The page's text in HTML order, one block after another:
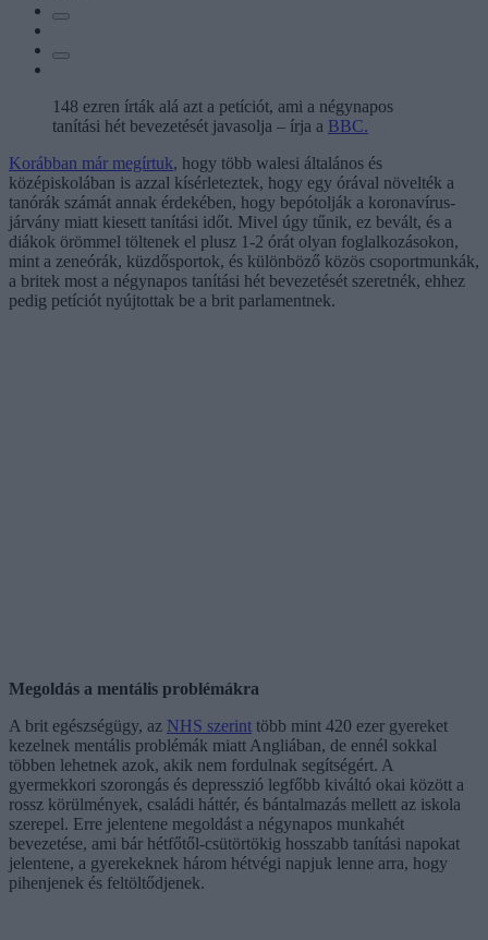
148 ezren írták alá azt a petíciót, ami a négynapos
tanítási hét bevezetését javasolja – írja a BBC.
Korábban már megírtuk, hogy több walesi általános és
középiskolában is azzal kísérleteztek, hogy egy órával növelték a
tanórák számát annak érdekében, hogy bepótolják a koronavírus-
járvány miatt kiesett tanítási időt. Mivel úgy tűnik, ez bevált, és a
diákok örömmel töltenek el plusz 1-2 órát olyan foglalkozásokon,
mint a zeneórák, küzdősportok, és különböző közös csoportmunkák,
a britek most a négynapos tanítási hét bevezetését szeretnék, ehhez
pedig petíciót nyújtottak be a brit parlamentnek.
Megoldás a mentális problémákra
A brit egészségügy, az NHS szerint több mint 420 ezer gyereket
kezelnek mentális problémák miatt Angliában, de ennél sokkal
többen lehetnek azok, akik nem fordulnak segítségért. A
gyermekkori szorongás és depresszió legfőbb kiváltó okai között a
rossz körülmények, családi háttér, és bántalmazás mellett az iskola
szerepel. Erre jelentene megoldást a négynapos munkahét
bevezetése, ami bár hétfőtől-csütörtökig hosszabb tanítási napokat
jelentene, a gyerekeknek három hétvégi napjuk lenne arra, hogy
pihenjenek és feltöltődjenek.